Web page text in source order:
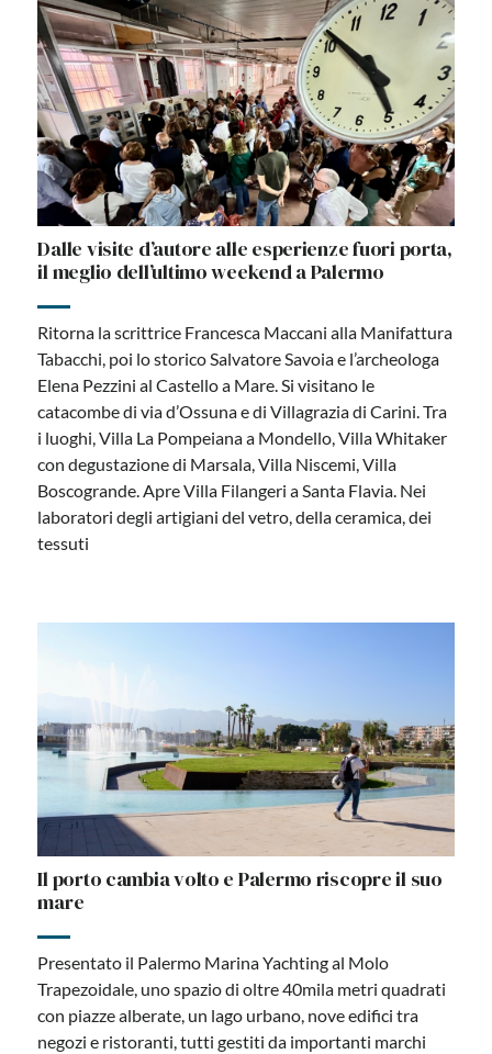
Dalle visite d’autore alle esperienze fuori porta,
il meglio dell’ultimo weekend a Palermo
Ritorna la scrittrice Francesca Maccani alla Manifattura
Tabacchi, poi lo storico Salvatore Savoia e l’archeologa
Elena Pezzini al Castello a Mare. Si visitano le
catacombe di via d’Ossuna e di Villagrazia di Carini. Tra
i luoghi, Villa La Pompeiana a Mondello, Villa Whitaker
con degustazione di Marsala, Villa Niscemi, Villa
Boscogrande. Apre Villa Filangeri a Santa Flavia. Nei
laboratori degli artigiani del vetro, della ceramica, dei
tessuti
Il porto cambia volto e Palermo riscopre il suo
mare
Presentato il Palermo Marina Yachting al Molo
Trapezoidale, uno spazio di oltre 40mila metri quadrati
con piazze alberate, un lago urbano, nove edifici tra
negozi e ristoranti, tutti gestiti da importanti marchi